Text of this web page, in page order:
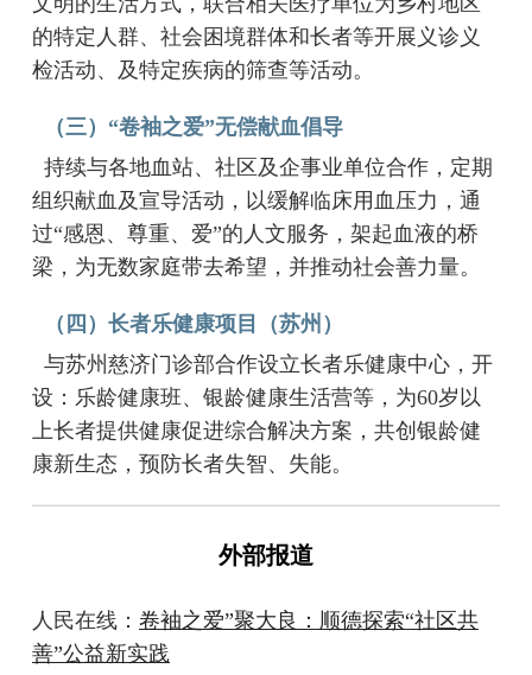
的特定人群、社会困境群体和长者等开展义诊义
检活动、及特定疾病的筛查等活动。
（三）“卷袖之爱”无偿献血倡导
持续与各地血站、社区及企事业单位合作，定期
组织献血及宣导活动，以缓解临床用血压力，‌通
过“感恩、尊重、爱”的人文服务‌，架起血液的桥
梁，为无数家庭带去希望，并推动社会善力量。
（四）长者乐健康项目（苏州）
与苏州慈济门诊部合作设立长者乐健康中心，开
设：乐龄健康班、银龄健康生活营等，为60岁以
上长者提供健康促进综合解决方案，共创银龄健
康新生态，预防长者失智、失能。
外部报道
人民在线： 卷袖之爱”聚大良：顺德探索“社区共
善”公益新实践